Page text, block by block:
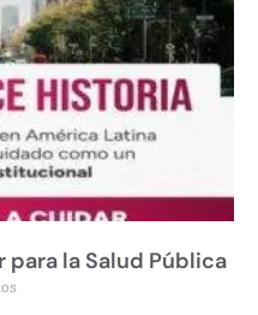
para la Salud Pública